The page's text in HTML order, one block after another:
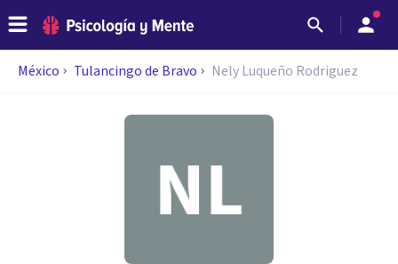
México Tulancingo de Bravo Nely Luqueño Rodriguez